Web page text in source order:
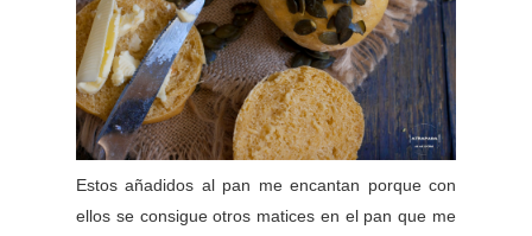
Estos añadidos al pan me encantan porque con
ellos se consigue otros matices en el pan que me